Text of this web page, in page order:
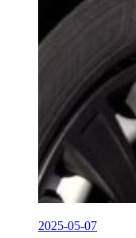
2025-05-07